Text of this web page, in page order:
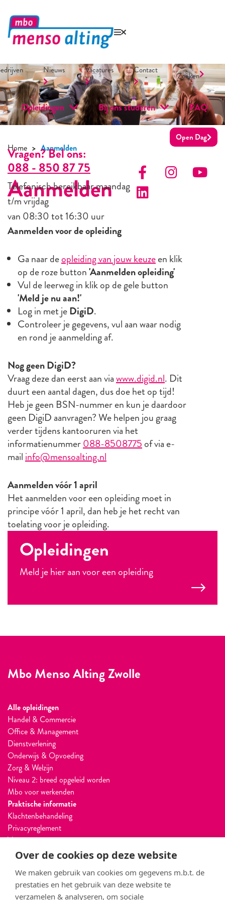
Over de cookies op deze website
We maken gebruik van cookies om gegevens m.b.t. de
prestaties en het gebruik van deze website te
verzamelen & analyseren, om sociale
Nieuws Vacatures Contact
Zoeken
Opleidingen Bij ons studeren FAQ
Open Dag
Vragen? Bel ons:
088 - 850 87 75
Telefonisch bereikbaar maandag
t/m vrijdag
van 08:30 tot 16:30 uur
Home Aanmelden
Aanmelden
Aanmelden voor de opleiding
Ga naar deopleiding van jouw keuzeen klik
op de roze button'Aanmelden opleiding'
Vul de leerweg in klik op de gele button
'Meld je nu aan!'
Log in met jeDigiD.
Controleer je gegevens, vul aan waar nodig
en rond je aanmelding af.
Nog geen DigiD?
Vraag deze dan eerst aan viawww.digid.nl. Dit
duurt een aantal dagen, dus doe het op tijd!
Heb je geen BSN-nummer en kun je daardoor
geen DigiD aanvragen?Wehelpen jou graag
verder tijdens kantooruren via het
informatienummer088-8508775of via e-
mailinfo@mensoalting.nl
Aanmelden vóór 1 april
Het aanmelden voor een opleiding moet in
principe vóór 1 april, dan heb je het recht van
toelating voor je opleiding.
Opleidingen
Meld je hier aan voor een opleiding
Mbo Menso Alting Zwolle
Alle opleidingen
Handel & Commercie
Office & Management
Dienstverlening
Onderwijs & Opvoeding
Zorg & Welzijn
Niveau 2: breed opgeleid worden
Mbo voor werkenden
Praktische informatie
Klachtenbehandeling
Privacyreglement
Vacatures
Ouderportaal
Jaarverslag
Vragen? Bel ons: